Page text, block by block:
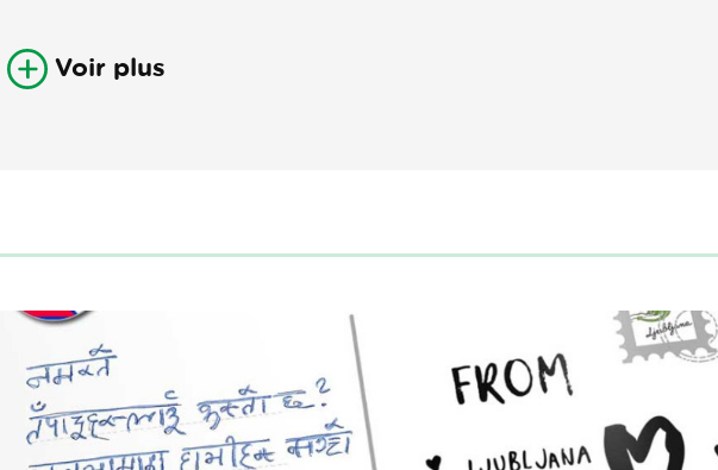
Voir plus